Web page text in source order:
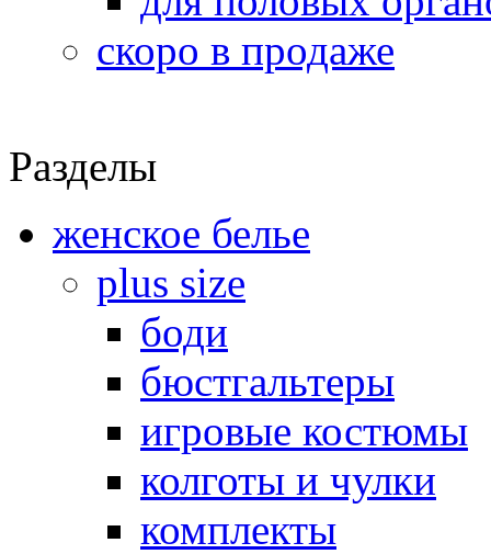
скоро в продаже
Разделы
женское белье
plus size
боди
бюстгальтеры
игровые костюмы
колготы и чулки
комплекты